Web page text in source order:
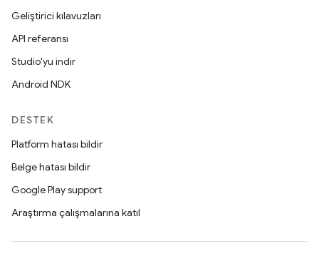
Geliştirici kılavuzları
API referansı
Studio'yu indir
Android NDK
DESTEK
Platform hatası bildir
Belge hatası bildir
Google Play support
Araştırma çalışmalarına katıl